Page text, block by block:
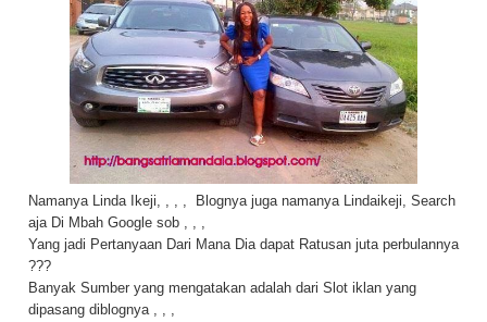
Namanya Linda Ikeji, , , , Blognya juga namanya Lindaikeji, Search
aja Di Mbah Google sob , , ,
Yang jadi Pertanyaan Dari Mana Dia dapat Ratusan juta perbulannya
???
Banyak Sumber yang mengatakan adalah dari Slot iklan yang
dipasang diblognya , , ,